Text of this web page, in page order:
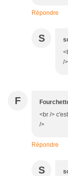
Répondre
S
/
F
<br />
/>
Répondre
S